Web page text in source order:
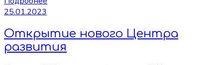
25.01.2023
Открытие нового Центра
развития